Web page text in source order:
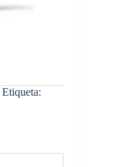
Etiqueta: